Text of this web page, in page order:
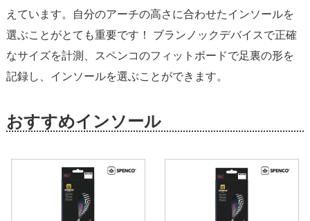
えています。自分のアーチの高さに合わせたインソールを
選ぶことがとても重要です！ ブランノックデバイスで正確
なサイズを計測、スペンコのフィットボードで足裏の形を
記録し、インソールを選ぶことができます。
おすすめインソール